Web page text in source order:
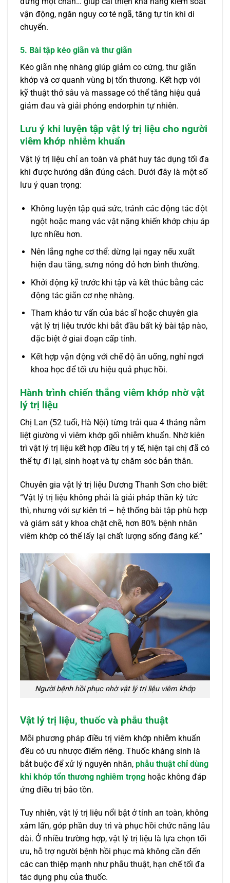
vận động, ngăn nguy cơ té ngã, tăng tự tin khi di
chuyển.
5. Bài tập kéo giãn và thư giãn
Kéo giãn nhẹ nhàng giúp giảm co cứng, thư giãn
khớp và cơ quanh vùng bị tổn thương. Kết hợp với
kỹ thuật thở sâu và massage có thể tăng hiệu quả
giảm đau và giải phóng endorphin tự nhiên.
Lưu ý khi luyện tập vật lý trị liệu cho người
viêm khớp nhiễm khuẩn
Vật lý trị liệu chỉ an toàn và phát huy tác dụng tối đa
khi được hướng dẫn đúng cách. Dưới đây là một số
lưu ý quan trọng:
Không luyện tập quá sức, tránh các động tác đột
ngột hoặc mang vác vật nặng khiến khớp chịu áp
lực nhiều hơn.
Nên lắng nghe cơ thể: dừng lại ngay nếu xuất
hiện đau tăng, sưng nóng đỏ hơn bình thường.
Khởi động kỹ trước khi tập và kết thúc bằng các
động tác giãn cơ nhẹ nhàng.
Tham khảo tư vấn của bác sĩ hoặc chuyên gia
vật lý trị liệu trước khi bắt đầu bất kỳ bài tập nào,
đặc biệt ở giai đoạn cấp tính.
Kết hợp vận động với chế độ ăn uống, nghỉ ngơi
khoa học để tối ưu hiệu quả phục hồi.
Hành trình chiến thắng viêm khớp nhờ vật
lý trị liệu
Chị Lan (52 tuổi, Hà Nội) từng trải qua 4 tháng nằm
liệt giường vì viêm khớp gối nhiễm khuẩn. Nhờ kiên
trì vật lý trị liệu kết hợp điều trị y tế, hiện tại chị đã có
thể tự đi lại, sinh hoạt và tự chăm sóc bản thân.
Chuyên gia vật lý trị liệu Dương Thanh Sơn cho biết:
“Vật lý trị liệu không phải là giải pháp thần kỳ tức
thì, nhưng với sự kiên trì – hệ thống bài tập phù hợp
và giám sát y khoa chặt chẽ, hơn 80% bệnh nhân
viêm khớp có thể lấy lại chất lượng sống đáng kể.”
Người bệnh hồi phục nhờ vật lý trị liệu viêm khớp
Vật lý trị liệu, thuốc và phẫu thuật
Mỗi phương pháp điều trị viêm khớp nhiễm khuẩn
đều có ưu nhược điểm riêng. Thuốc kháng sinh là
bắt buộc để xử lý nguyên nhân, phẫu thuật chỉ dùng
khi khớp tổn thương nghiêm trọng hoặc không đáp
ứng điều trị bảo tồn.
Tuy nhiên, vật lý trị liệu nổi bật ở tính an toàn, không
xâm lấn, góp phần duy trì và phục hồi chức năng lâu
dài. Ở nhiều trường hợp, vật lý trị liệu là lựa chọn tối
ưu, hỗ trợ người bệnh hồi phục mà không cần đến
các can thiệp mạnh như phẫu thuật, hạn chế tối đa
tác dụng phụ của thuốc.